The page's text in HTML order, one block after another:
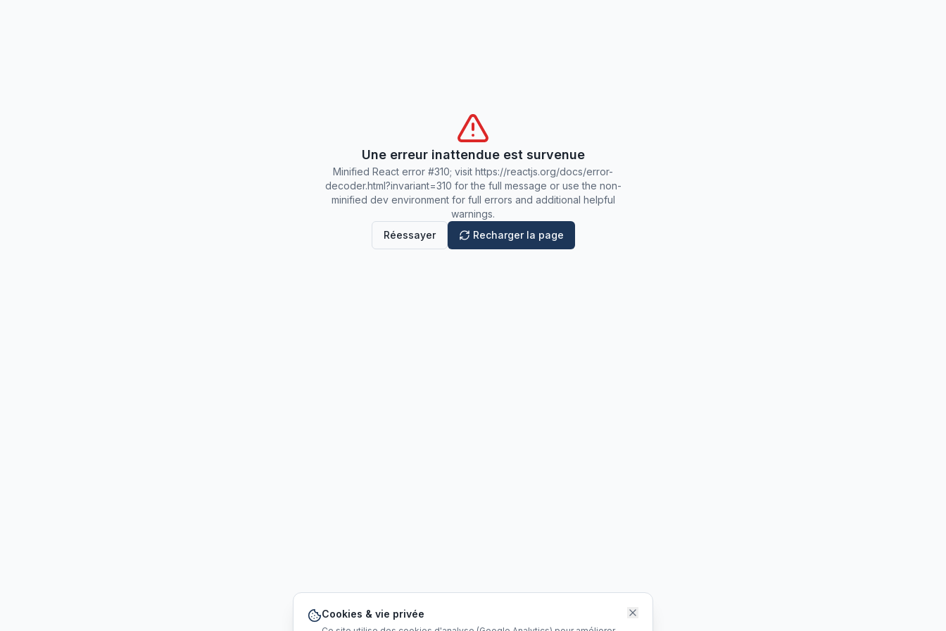
Une erreur inattendue est survenue
Minified React error #310; visit https://reactjs.org/docs/error-
decoder.html?invariant=310 for the full message or use the non-
minified dev environment for full errors and additional helpful
warnings.
Réessayer
Recharger la page
Cookies & vie privée